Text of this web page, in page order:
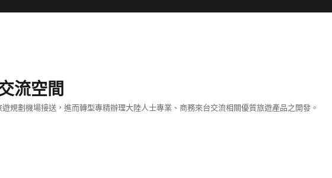
流空間
規劃機場接送，進而轉型專精辦理大陸人士專業、商務來台交流相關優質旅遊產品之開發。